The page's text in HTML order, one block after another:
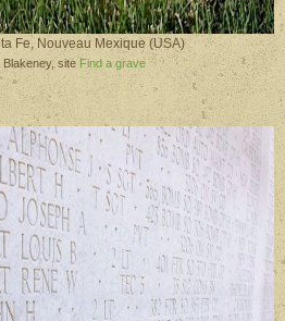
Fe, Nouveau Mexique (USA)
Blakeney, siteFind a grave